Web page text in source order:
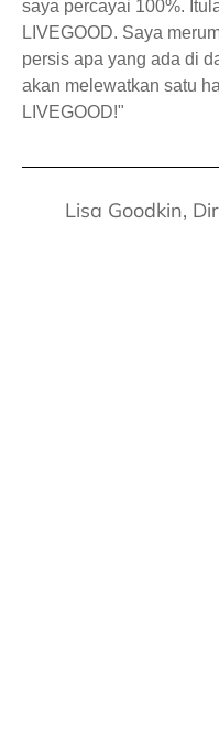
saya percayai 100%.
LIVEGOOD. Saya
persis apa yang ada di
akan melewatkan satu
LIVEGOOD!"
Lisa Goodkin,